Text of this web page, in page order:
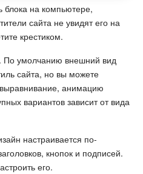
блока на компьютере,
сайта не увидят его на
крестиком.
По умолчанию внешний вид
сайта, но вы можете
анимацию
вариантов зависит от вида
настраивается по-
кнопок и подписей.
его.